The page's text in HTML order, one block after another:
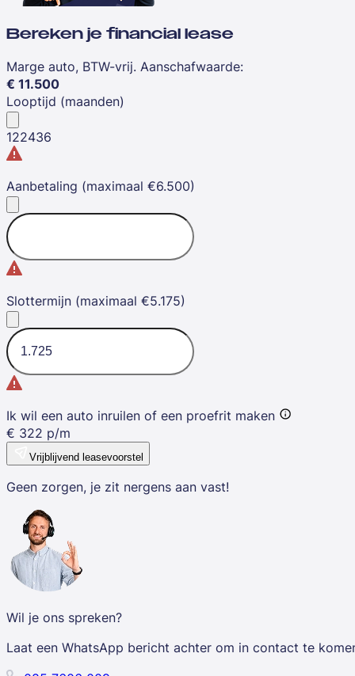
Bereken je financial lease
Marge auto, BTW-vrij. Aanschafwaarde:
€ 11.500
Looptijd (maanden)
122436
Aanbetaling (maximaal €6.500)
Slottermijn (maximaal €5.175)
Ik wil een auto inruilen of een proefrit maken
€ 322 p/m
Vrijblijvend leasevoorstel
Geen zorgen, je zit nergens aan vast!
Wil je ons spreken?
Laat een WhatsApp bericht achter om in contact te